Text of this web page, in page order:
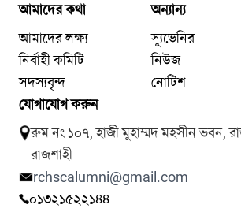
আমাদের কথা
আমাদের লক্ষ্য
নির্বাহী কমিটি
সদস্যবৃন্দ
অন্যান্য
স্যুভেনির
নিউজ
নোটিশ
যোগাযোগ করুন
রুম নং ১০৭, হাজী মুহাম্মদ মহসীন ভবন,
রাজশাহী
rchscalumni@gmail.com
০১৩২১৫২২১৪৪